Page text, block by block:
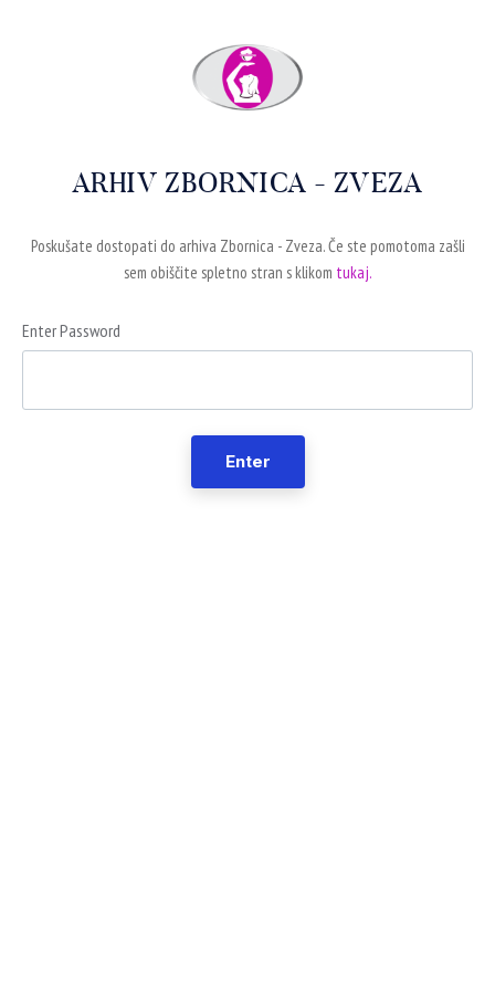
ARHIV ZBORNICA - ZVEZA
Poskušate dostopati do arhiva Zbornica - Zveza. Če ste pomotoma zašli
sem obiščite spletno stran s klikom tukaj.
Enter Password
Enter